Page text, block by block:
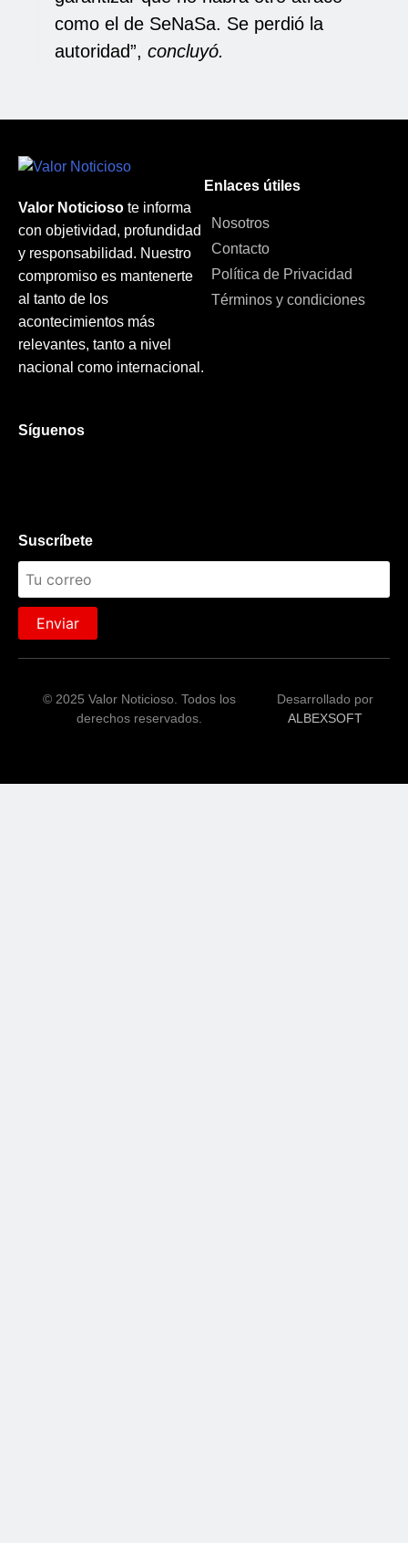
como el de SeNaSa. Se perdió la
autoridad”, concluyó.
Valor Noticioso te informa
con objetividad, profundidad
y responsabilidad. Nuestro
compromiso es mantenerte
al tanto de los
acontecimientos más
relevantes, tanto a nivel
nacional como internacional.
Enlaces útiles
Nosotros
Contacto
Política de Privacidad
Términos y condiciones
Síguenos
Suscríbete
Enviar
© 2025 Valor Noticioso. Todos los
derechos reservados.
Desarrollado por
ALBEXSOFT